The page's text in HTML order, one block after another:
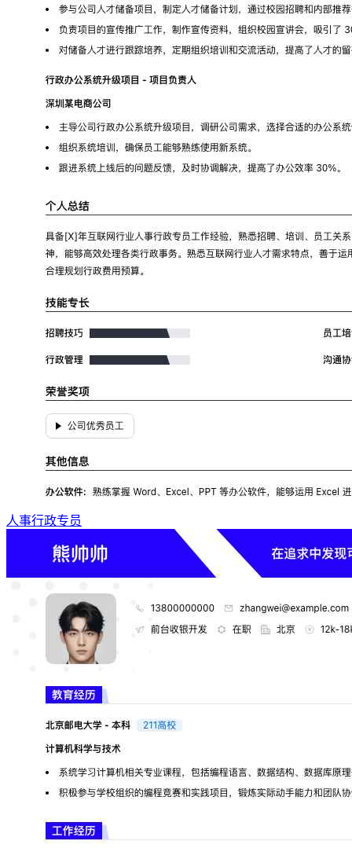
人事行政专员